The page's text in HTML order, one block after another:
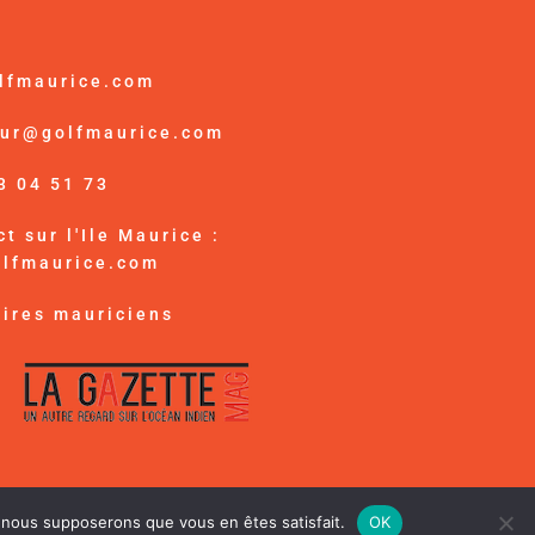
04 51 73
sur l'Ile Maurice :
mauriciens
supposerons que vous en êtes satisfait.
OK